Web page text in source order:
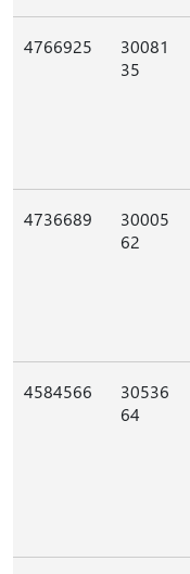
4766925
30081
35
4736689
30005
62
4584566
30536
64